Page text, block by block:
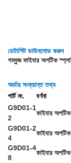
ডেটাশিট ডাউনলোড করুন
গম্বুজ ফাইবার অপটিক
অর্ডার সংক্রান্ত তথ্য
পার্ট নং.
বর্ণনা
G9D01-1
2
ফাইবার
G9D01-2
4
ফাইবার
G9D01-4
8
ফাইবার